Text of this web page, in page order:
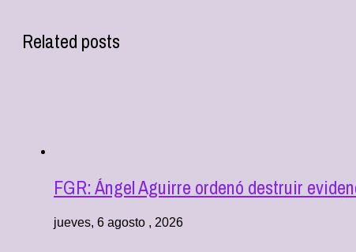
Related posts
FGR: Ángel Aguirre ordenó destruir
jueves, 6 agosto , 2026